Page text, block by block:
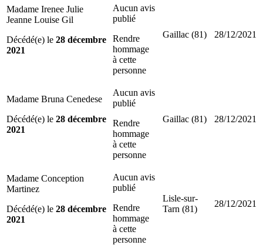
Madame Irenee Julie
Jeanne Louise Gil
Décédé(e) le 28 décembre
2021
Aucun avis
publié
Rendre
hommage
à cette
personne
Gaillac (81) 28/12/2021
Madame Bruna Cenedese
Décédé(e) le 28 décembre
2021
Aucun avis
publié
Rendre
hommage
à cette
personne
Gaillac (81) 28/12/2021
Madame Conception
Martinez
Décédé(e) le 28 décembre
2021
Aucun avis
publié
Rendre
hommage
à cette
personne
Lisle-sur-
Tarn (81)
28/12/2021